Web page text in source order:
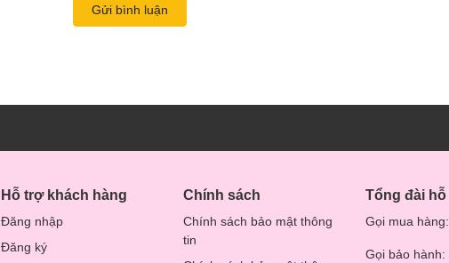
Gửi bình luận
Hỗ trợ khách hàng
Đăng nhập
Đăng ký
Chính sách
Chính sách bảo mật thông
tin
Tổng đài
Gọi mua hàng:
Gọi bảo hành: